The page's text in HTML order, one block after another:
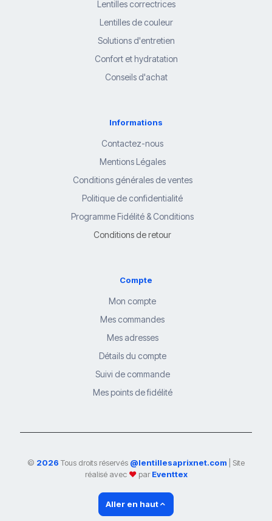
Lentilles correctrices
Lentilles de couleur
Solutions d'entretien
Confort et hydratation
Conseils d'achat
Informations
Contactez-nous
Mentions Légales
Conditions générales de ventes
Politique de confidentialité
Programme Fidélité & Conditions
Conditions de retour
Compte
Mon compte
Mes commandes
Mes adresses
Détails du compte
Suivi de commande
Mes points de fidélité
© 2026 Tous droits réservés @lentillesaprixnet.com | Site
réalisé avec ❤parEventtex
Aller en haut